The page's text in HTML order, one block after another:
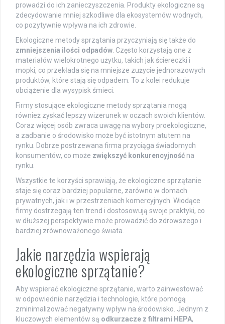
prowadzi do ich zanieczyszczenia. Produkty ekologiczne są
zdecydowanie mniej szkodliwe dla ekosystemów wodnych,
co pozytywnie wpływa na ich zdrowie.
Ekologiczne metody sprzątania przyczyniają się także do
zmniejszenia ilości odpadów . Często korzystają one z
materiałów wielokrotnego użytku, takich jak ściereczki i
mopki, co przekłada się na mniejsze zużycie jednorazowych
produktów, które stają się odpadem. To z kolei redukuje
obciążenie dla wysypisk śmieci.
Firmy stosujące ekologiczne metody sprzątania mogą
również zyskać lepszy wizerunek w oczach swoich klientów.
Coraz więcej osób zwraca uwagę na wybory proekologiczne,
a zadbanie o środowisko może być istotnym atutem na
rynku. Dobrze postrzewana firma przyciąga świadomych
konsumentów, co może zwiększyć konkurencyjność na
rynku.
Wszystkie te korzyści sprawiają, że ekologiczne sprzątanie
staje się coraz bardziej popularne, zarówno w domach
prywatnych, jak i w przestrzeniach komercyjnych. Wiodące
firmy dostrzegają ten trend i dostosowują swoje praktyki, co
w dłuższej perspektywie może prowadzić do zdrowszego i
bardziej zrównoważonego świata.
Jakie narzędzia wspierają
ekologiczne sprzątanie?
Aby wspierać ekologiczne sprzątanie, warto zainwestować
w odpowiednie narzędzia i technologie, które pomogą
zminimalizować negatywny wpływ na środowisko. Jednym z
kluczowych elementów są odkurzacze z filtrami HEPA,